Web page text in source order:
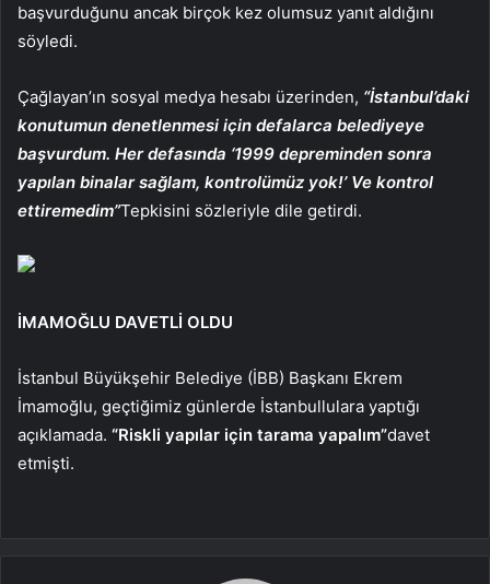
başvurduğunu ancak birçok kez olumsuz yanıt aldığını
söyledi.
Çağlayan’ın sosyal medya hesabı üzerinden, “İstanbul’daki
konutumun denetlenmesi için defalarca belediyeye
başvurdum. Her defasında ‘1999 depreminden sonra
yapılan binalar sağlam, kontrolümüz yok!’ Ve kontrol
ettiremedim”Tepkisini sözleriyle dile getirdi.
İMAMOĞLU DAVETLİ OLDU
İstanbul Büyükşehir Belediye (İBB) Başkanı Ekrem
İmamoğlu, geçtiğimiz günlerde İstanbullulara yaptığı
açıklamada. “Riskli yapılar için tarama yapalım”davet
etmişti.